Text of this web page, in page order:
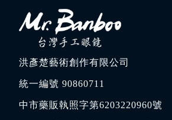
洪彥楚藝術創作有限公司
統一編號 90860711
中市藥販執照字第6203220960號